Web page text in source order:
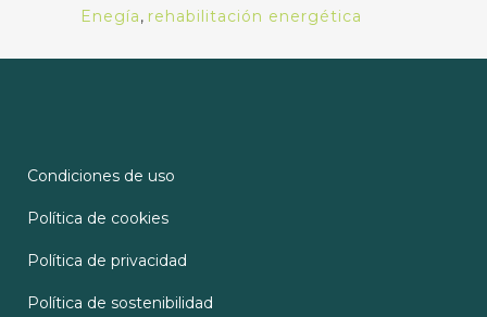
Enegía, rehabilitación energética
Condiciones de uso
Política de cookies
Política de privacidad
Política de sostenibilidad